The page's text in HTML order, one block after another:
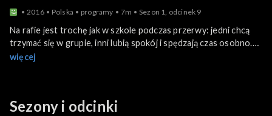
2016 Polska programy 7m Sezon 1, odcinek 9
Na rafie jest trochę jak w szkole podczas przerwy: jedni chcą
trzymać się w grupie, inni lubią spokój i spędzają czas osobno.
W tym odcinku opowiemy o podwodnych stworzeniach, które
więcej
Sezony i odcinki